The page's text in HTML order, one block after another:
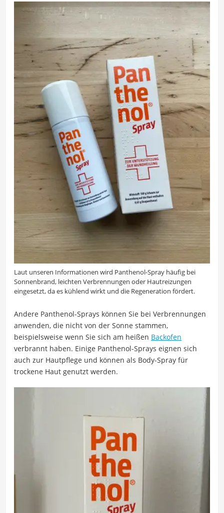
Laut unseren Informationen wird Panthenol-Spray häufig bei
Sonnenbrand, leichten Verbrennungen oder Hautreizungen
eingesetzt, da es kühlend wirkt und die Regeneration fördert.
Andere Panthenol-Sprays können Sie bei Verbrennungen
anwenden, die nicht von der Sonne stammen,
beispielsweise wenn Sie sich am heißen Backofen
verbrannt haben. Einige Panthenol-Sprays eignen sich
auch zur Hautpflege und können als Body-Spray für
trockene Haut genutzt werden.